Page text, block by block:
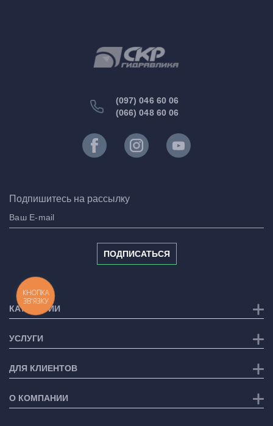
(097) 046 60 06
(066) 048 60 06
Подпишитесь на рассылку
ПОДПИСАТЬСЯ
КАТЕГОРИИ
УСЛУГИ
ДЛЯ КЛИЕНТОВ
О КОМПАНИИ
КНОПКА
ЗВ'ЯЗКУ